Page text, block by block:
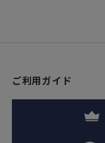
ご利用ガイド